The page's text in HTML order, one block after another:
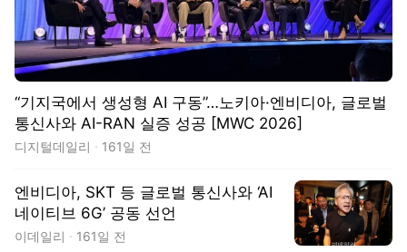
“기지국에서 생성형 AI 구동”…노키아·엔비디아, 글로벌
통신사와 AI-RAN 실증 성공 [MWC 2026]
디지털데일리 161일 전
엔비디아, SKT 등 글로벌 통신사와 ‘AI
네이티브 6G’ 공동 선언
이데일리 161일 전